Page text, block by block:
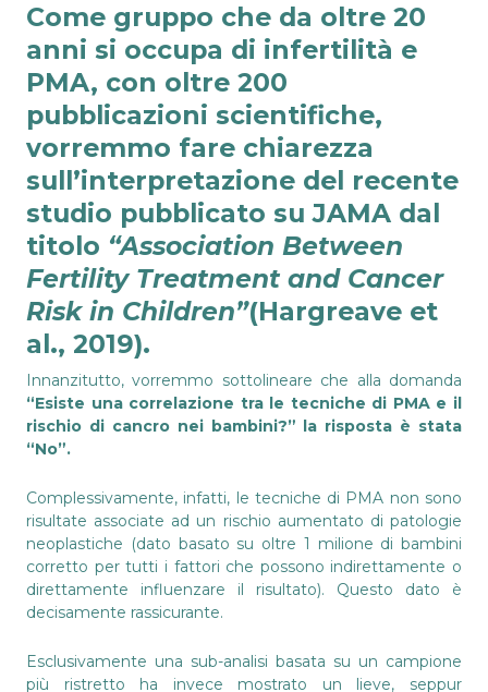
Come gruppo che da oltre 20
anni si occupa di infertilità e
PMA, con oltre 200
pubblicazioni scientifiche,
vorremmo fare chiarezza
sull’interpretazione del recente
studio pubblicato su JAMA dal
titolo “Association Between
Fertility Treatment and Cancer
Risk in Children”(Hargreave et
al., 2019).
Innanzitutto, vorremmo sottolineare che alla domanda
“Esiste una correlazione tra le tecniche di PMA e il
rischio di cancro nei bambini?” la risposta è stata
“No”.
Complessivamente, infatti, le tecniche di PMA non sono
risultate associate ad un rischio aumentato di patologie
neoplastiche (dato basato su oltre 1 milione di bambini
corretto per tutti i fattori che possono indirettamente o
direttamente influenzare il risultato). Questo dato è
decisamente rassicurante.
Esclusivamente una sub-analisi basata su un campione
più ristretto ha invece mostrato un lieve, seppur